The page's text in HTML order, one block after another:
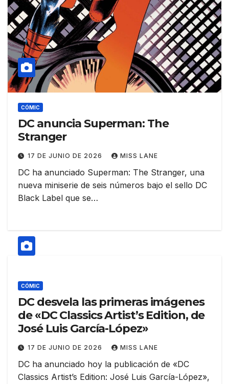
CÓMIC
DC anuncia Superman: The
Stranger
17 DE JUNIO DE 2026 MISS LANE
DC ha anunciado Superman: The Stranger, una
nueva miniserie de seis números bajo el sello DC
Black Label que se…
CÓMIC
DC desvela las primeras imágenes
de «DC Classics Artist’s Edition, de
José Luis García-López»
17 DE JUNIO DE 2026 MISS LANE
DC ha anunciado hoy la publicación de «DC
Classics Artist’s Edition: José Luis García-López»,